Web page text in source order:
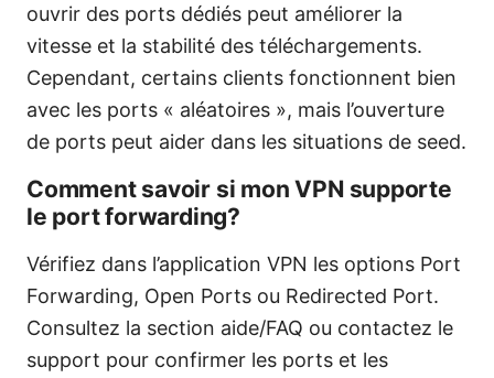
ouvrir des ports dédiés peut améliorer la
vitesse et la stabilité des téléchargements.
Cependant, certains clients fonctionnent bien
avec les ports « aléatoires », mais l’ouverture
de ports peut aider dans les situations de seed.
Comment savoir si mon VPN supporte
le port forwarding?
Vérifiez dans l’application VPN les options Port
Forwarding, Open Ports ou Redirected Port.
Consultez la section aide/FAQ ou contactez le
support pour confirmer les ports et les